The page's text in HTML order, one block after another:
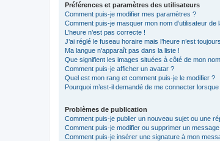
Préférences et paramètres des utilisateurs
Comment puis-je modifier mes paramètres ?
Comment puis-je masquer mon nom d’utilisateur
L’heure n’est pas correcte !
J’ai réglé le fuseau horaire mais l’heure n’est
Ma langue n’apparaît pas dans la liste !
Que signifient les images situées à côté de mon
Comment puis-je afficher un avatar ?
Quel est mon rang et comment puis-je le modifier ?
Pourquoi m’est-il demandé de me connecter
Problèmes de publication
Comment puis-je publier un nouveau sujet ou une
Comment puis-je modifier ou supprimer un
Comment puis-je insérer une signature à mon